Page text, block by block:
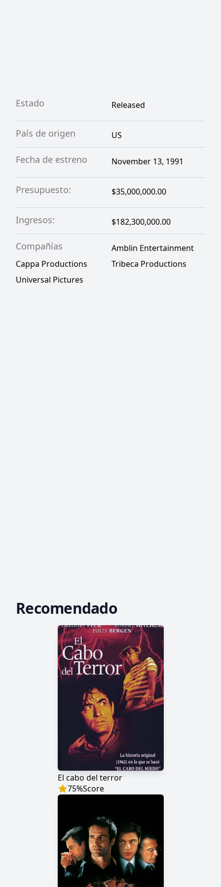
Estado Released
País de origen US
Fecha de estreno November 13, 1991
Presupuesto: $35,000,000.00
Ingresos: $182,300,000.00
Compañías
Amblin Entertainment
Cappa Productions
Tribeca Productions
Universal Pictures
Recomendado
El cabo del terror
75%Score